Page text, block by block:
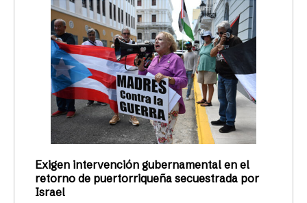
Exigen intervención gubernamental en el
retorno de puertorriqueña secuestrada por
Israel